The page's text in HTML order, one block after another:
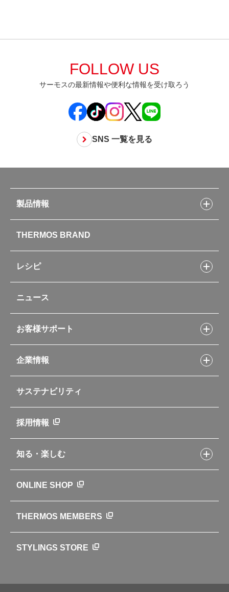
FOLLOW US
サーモスの最新情報や便利な情報を受け取ろう
SNS 一覧を見る
製品情報
水筒
お弁当
キッチン用品
ポット・アイスペール
コーヒーメーカー
ソフトクーラー・バッグ
自転車専用ボトル
お手入れ用品
アパレル小物
新製品一覧
カタログ
THERMOS BRAND
レシピ
フライパンレシピ
シャトルシェフレシピ
スープジャーレシピ
イージースモーカーレシピ
レシピ本のご紹介
ニュース
お客様サポート
交換用部品の購入方法
部品の種類や販売状況を調べる
よくあるご質問・お問い合わせ
企業情報
企業理念
会社概要
ニュース
世界のサーモス
サーモスの歴史
サステナビリティ
採用情報
知る・楽しむ
クラブサーモス
WEBマガジン
お弁当にエールを込めて
ONLINE SHOP
THERMOS MEMBERS
STYLINGS STORE